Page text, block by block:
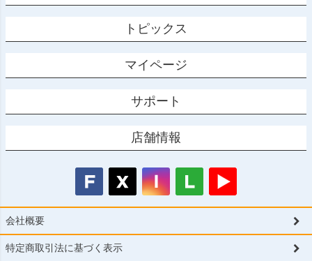
トピックス
マイページ
サポート
店舗情報
会社概要
特定商取引法に基づく表示